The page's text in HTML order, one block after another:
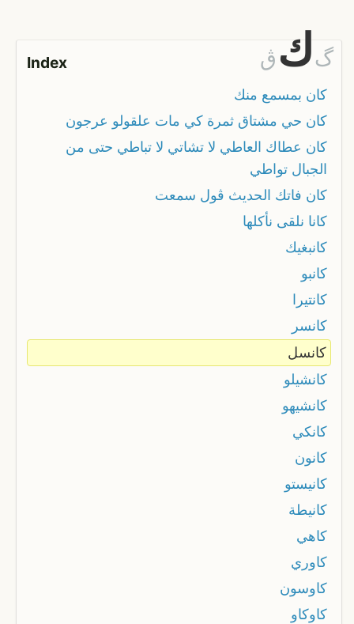
Index ڨ كگ
كان بمسمع منك
كان حي مشتاق ثمرة كي مات علقولو عرجون
كان عطاك العاطي لا تشاتي لا تباطي حتى من
الجبال تواطي
كان فاتك الحديث ڨول سمعت
كانا نلقى نأكلها
كانبغيك
كانبو
كانتيرا
كانسر
كانسل
كانشيلو
كانشيهو
كانكي
كانون
كانيستو
كانيطة
كاهي
كاوري
كاوسون
كاوكاو